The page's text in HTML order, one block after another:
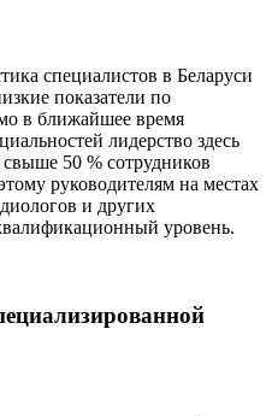
специалистов в Беларуси
показатели по
в ближайшее время
лидерство здесь
50 % сотрудников
руководителям на местах
и других
уровень.